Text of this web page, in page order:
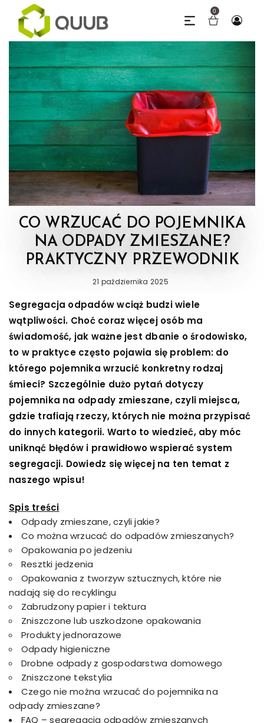
0
CO WRZUCAĆ DO POJEMNIKA
NA ODPADY ZMIESZANE?
PRAKTYCZNY PRZEWODNIK
Posted
21 października 2025
Segregacja odpadów wciąż budzi wiele
wątpliwości. Choć coraz więcej osób ma
świadomość, jak ważne jest dbanie o środowisko,
to w praktyce często pojawia się problem: do
którego pojemnika wrzucić konkretny rodzaj
śmieci? Szczególnie dużo pytań dotyczy
pojemnika na odpady zmieszane, czyli miejsca,
gdzie trafiają rzeczy, których nie można przypisać
do innych kategorii. Warto to wiedzieć, aby móc
uniknąć błędów i prawidłowo wspierać system
segregacji. Dowiedz się więcej na ten temat z
naszego wpisu!
Spis treści
Odpady zmieszane, czyli jakie?
Co można wrzucać do odpadów zmieszanych?
Opakowania po jedzeniu
Resztki jedzenia
Opakowania z tworzyw sztucznych, które nie
nadają się do recyklingu
Zabrudzony papier i tektura
Zniszczone lub uszkodzone opakowania
Produkty jednorazowe
Odpady higieniczne
Drobne odpady z gospodarstwa domowego
Zniszczone tekstylia
Czego nie można wrzucać do pojemnika na
odpady zmieszane?
FAQ – segregacja odpadów zmieszanych